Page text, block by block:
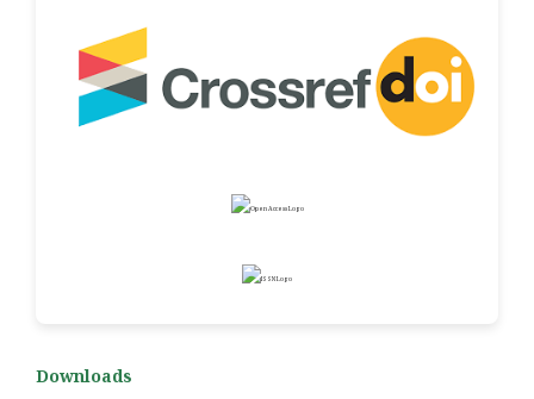
Downloads